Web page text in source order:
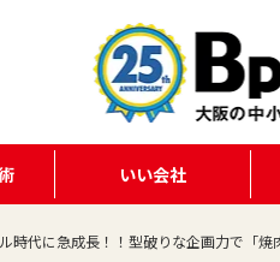
いい会社
時代に急成長！！型破りな企画力で「